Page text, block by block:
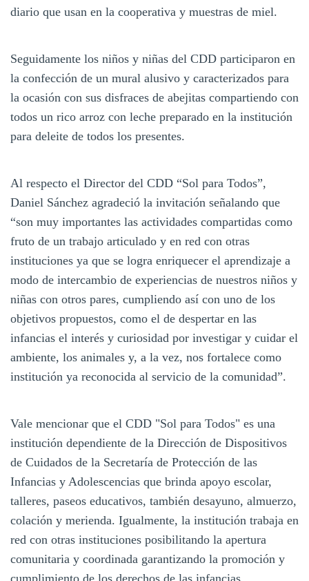
diario que usan en la cooperativa y muestras de miel.
Seguidamente los niños y niñas del CDD participaron en
la confección de un mural alusivo y caracterizados para
la ocasión con sus disfraces de abejitas compartiendo con
todos un rico arroz con leche preparado en la institución
para deleite de todos los presentes.
Al respecto el Director del CDD “Sol para Todos”,
Daniel Sánchez agradeció la invitación señalando que
“son muy importantes las actividades compartidas como
fruto de un trabajo articulado y en red con otras
instituciones ya que se logra enriquecer el aprendizaje a
modo de intercambio de experiencias de nuestros niños y
niñas con otros pares, cumpliendo así con uno de los
objetivos propuestos, como el de despertar en las
infancias el interés y curiosidad por investigar y cuidar el
ambiente, los animales y, a la vez, nos fortalece como
institución ya reconocida al servicio de la comunidad”.
Vale mencionar que el CDD "Sol para Todos" es una
institución dependiente de la Dirección de Dispositivos
de Cuidados de la Secretaría de Protección de las
Infancias y Adolescencias que brinda apoyo escolar,
talleres, paseos educativos, también desayuno, almuerzo,
colación y merienda. Igualmente, la institución trabaja en
red con otras instituciones posibilitando la apertura
comunitaria y coordinada garantizando la promoción y
cumplimiento de los derechos de las infancias.